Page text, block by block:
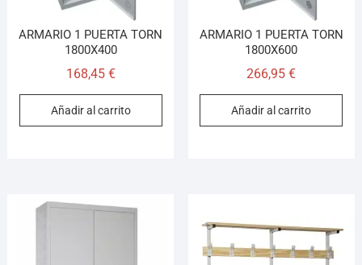
ARMARIO 1 PUERTA TORN
1800X400
168,45 €
Añadir al carrito
ARMARIO 1 PUERTA TORN
1800X600
266,95€
Añadir al carrito
aunque no sepas el nombre exacto